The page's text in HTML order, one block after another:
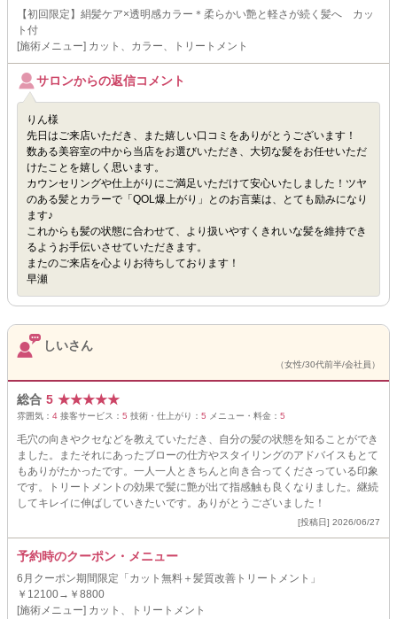
【初回限定】絹髪ケア×透明感カラー＊柔らかい艶と軽さが続く髪へ カッ
ト付
[施術メニュー] カット、カラー、トリートメント
サロンからの返信コメント
りん様
先日はご来店いただき、また嬉しい口コミをありがとうございます！
数ある美容室の中から当店をお選びいただき、大切な髪をお任せいただ
けたことを嬉しく思います。
カウンセリングや仕上がりにご満足いただけて安心いたしました！ツヤ
のある髪とカラーで「QOL爆上がり」とのお言葉は、とても励みになり
ます♪
これからも髪の状態に合わせて、より扱いやすくきれいな髪を維持でき
るようお手伝いさせていただきます。
またのご来店を心よりお待ちしております！
早瀬
しいさん
（女性/30代前半/会社員）
総合 5 ★★★★★
雰囲気： 4 接客サービス： 5 技術・仕上がり： 5 メニュー・料金： 5
毛穴の向きやクセなどを教えていただき、自分の髪の状態を知ることができ
ました。またそれにあったブローの仕方やスタイリングのアドバイスもとて
もありがたかったです。一人一人ときちんと向き合ってくださっている印象
です。トリートメントの効果で髪に艶が出て指感触も良くなりました。継続
してキレイに伸ばしていきたいです。ありがとうございました！
[投稿日] 2026/06/27
予約時のクーポン・メニュー
6月クーポン期間限定「カット無料＋髪質改善トリートメント」
￥12100→￥8800
[施術メニュー] カット、トリートメント